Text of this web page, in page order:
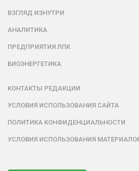
ВЗГЛЯД ИЗНУТРИ
АНАЛИТИКА
ПРЕДПРИЯТИЯ ЛПК
БИОЭНЕРГЕТИКА
КОНТАКТЫ РЕДАКЦИИ
УСЛОВИЯ ИСПОЛЬЗОВАНИЯ САЙТА
ПОЛИТИКА КОНФИДЕНЦИАЛЬНОСТИ
УСЛОВИЯ ИСПОЛЬЗОВАНИЯ